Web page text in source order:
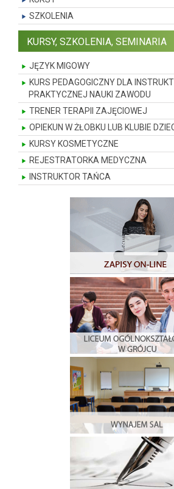
SZKOLENIA
KURSY, SZKOLENIA, SEMINARIA
JĘZYK MIGOWY
KURS PEDAGOGICZNY DLA
PRAKTYCZNEJ NAUKI ZAWODU
TRENER TERAPII ZAJĘCIOWEJ
OPIEKUN W ŻŁOBKU LUB KLUBIE
KURSY KOSMETYCZNE
REJESTRATORKA MEDYCZNA
INSTRUKTOR TAŃCA